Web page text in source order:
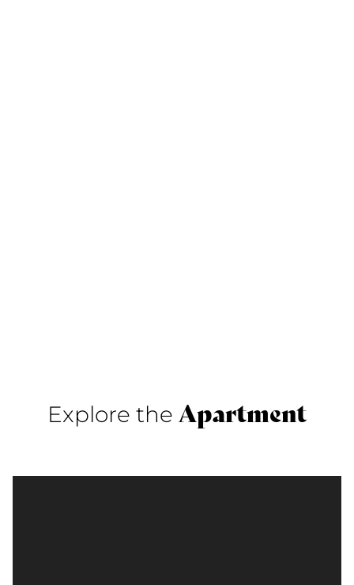
Explore the Apartment